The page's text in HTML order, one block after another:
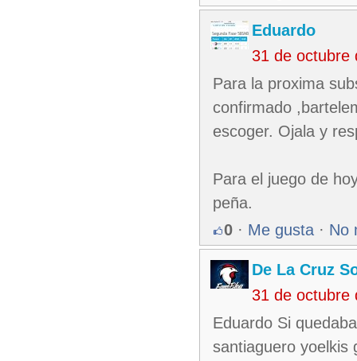
Eduardo
31 de octubre
Para la proxima
confirmado
escoger. Ojala y
Para el juego de
peña.
0 · Me gusta · No
De La Cruz
31 de octubre
Eduardo Si
santiaguero yoelkis